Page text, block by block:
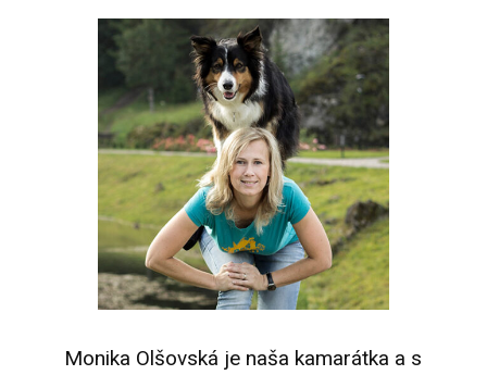
Monika Olšovská je naša kamarátka a s